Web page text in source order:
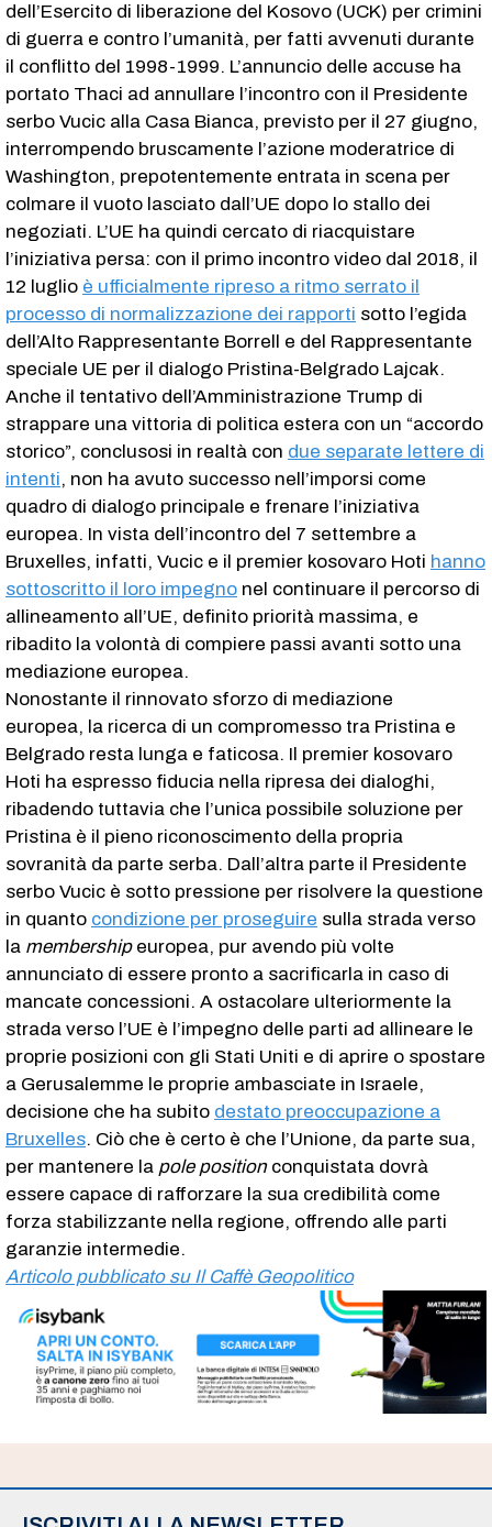
dell’Esercito di liberazione del Kosovo (UCK) per crimini
di guerra e contro l’umanità, per fatti avvenuti durante
il conflitto del 1998-1999. L’annuncio delle accuse ha
portato Thaci ad annullare l’incontro con il Presidente
serbo Vucic alla Casa Bianca, previsto per il 27 giugno,
interrompendo bruscamente l’azione moderatrice di
Washington, prepotentemente entrata in scena per
colmare il vuoto lasciato dall’UE dopo lo stallo dei
negoziati. L’UE ha quindi cercato di riacquistare
l’iniziativa persa: con il primo incontro video dal 2018, il
12 luglio è ufficialmente ripreso a ritmo serrato il
processo di normalizzazione dei rapporti sotto l’egida
dell’Alto Rappresentante Borrell e del Rappresentante
speciale UE per il dialogo Pristina-Belgrado Lajcak.
Anche il tentativo dell’Amministrazione Trump di
strappare una vittoria di politica estera con un “accordo
storico”, conclusosi in realtà con due separate lettere di
intenti, non ha avuto successo nell’imporsi come
quadro di dialogo principale e frenare l’iniziativa
europea. In vista dell’incontro del 7 settembre a
Bruxelles, infatti, Vucic e il premier kosovaro Hoti hanno
sottoscritto il loro impegno nel continuare il percorso di
allineamento all’UE, definito priorità massima, e
ribadito la volontà di compiere passi avanti sotto una
mediazione europea.
Nonostante il rinnovato sforzo di mediazione
europea, la ricerca di un compromesso tra Pristina e
Belgrado resta lunga e faticosa. Il premier kosovaro
Hoti ha espresso fiducia nella ripresa dei dialoghi,
ribadendo tuttavia che l’unica possibile soluzione per
Pristina è il pieno riconoscimento della propria
sovranità da parte serba. Dall’altra parte il Presidente
serbo Vucic è sotto pressione per risolvere la questione
in quanto condizione per proseguire sulla strada verso
la membershipeuropea, pur avendo più volte
annunciato di essere pronto a sacrificarla in caso di
mancate concessioni. A ostacolare ulteriormente la
strada verso l’UE è l’impegno delle parti ad allineare le
proprie posizioni con gli Stati Uniti e di aprire o spostare
a Gerusalemme le proprie ambasciate in Israele,
decisione che ha subito destato preoccupazione a
Bruxelles. Ciò che è certo è che l’Unione, da parte sua,
per mantenere la pole positionconquistata dovrà
essere capace di rafforzare la sua credibilità come
forza stabilizzante nella regione, offrendo alle parti
garanzie intermedie.
Articolo pubblicato su Il Caffè Geopolitico